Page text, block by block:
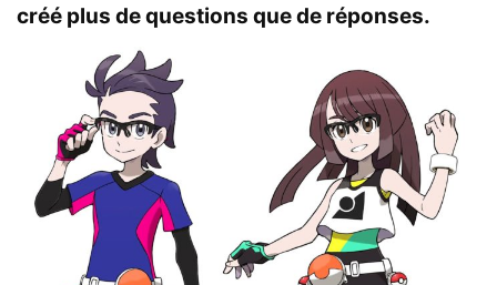
créé plus de questions que de réponses.